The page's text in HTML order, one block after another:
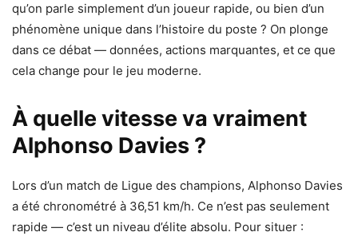
qu’on parle simplement d’un joueur rapide, ou bien d’un
phénomène unique dans l’histoire du poste ? On plonge
dans ce débat — données, actions marquantes, et ce que
cela change pour le jeu moderne.
À quelle vitesse va vraiment
Alphonso Davies ?
Lors d’un match de Ligue des champions, Alphonso Davies
a été chronométré à 36,51 km/h. Ce n’est pas seulement
rapide — c’est un niveau d’élite absolu. Pour situer :